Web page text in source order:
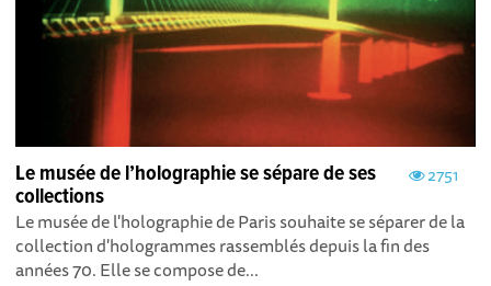
2751
Le musée de l’holographie se sépare de ses
collections
Le musée de l'holographie de Paris souhaite se séparer de la
collection d'hologrammes rassemblés depuis la fin des
années 70. Elle se compose de...